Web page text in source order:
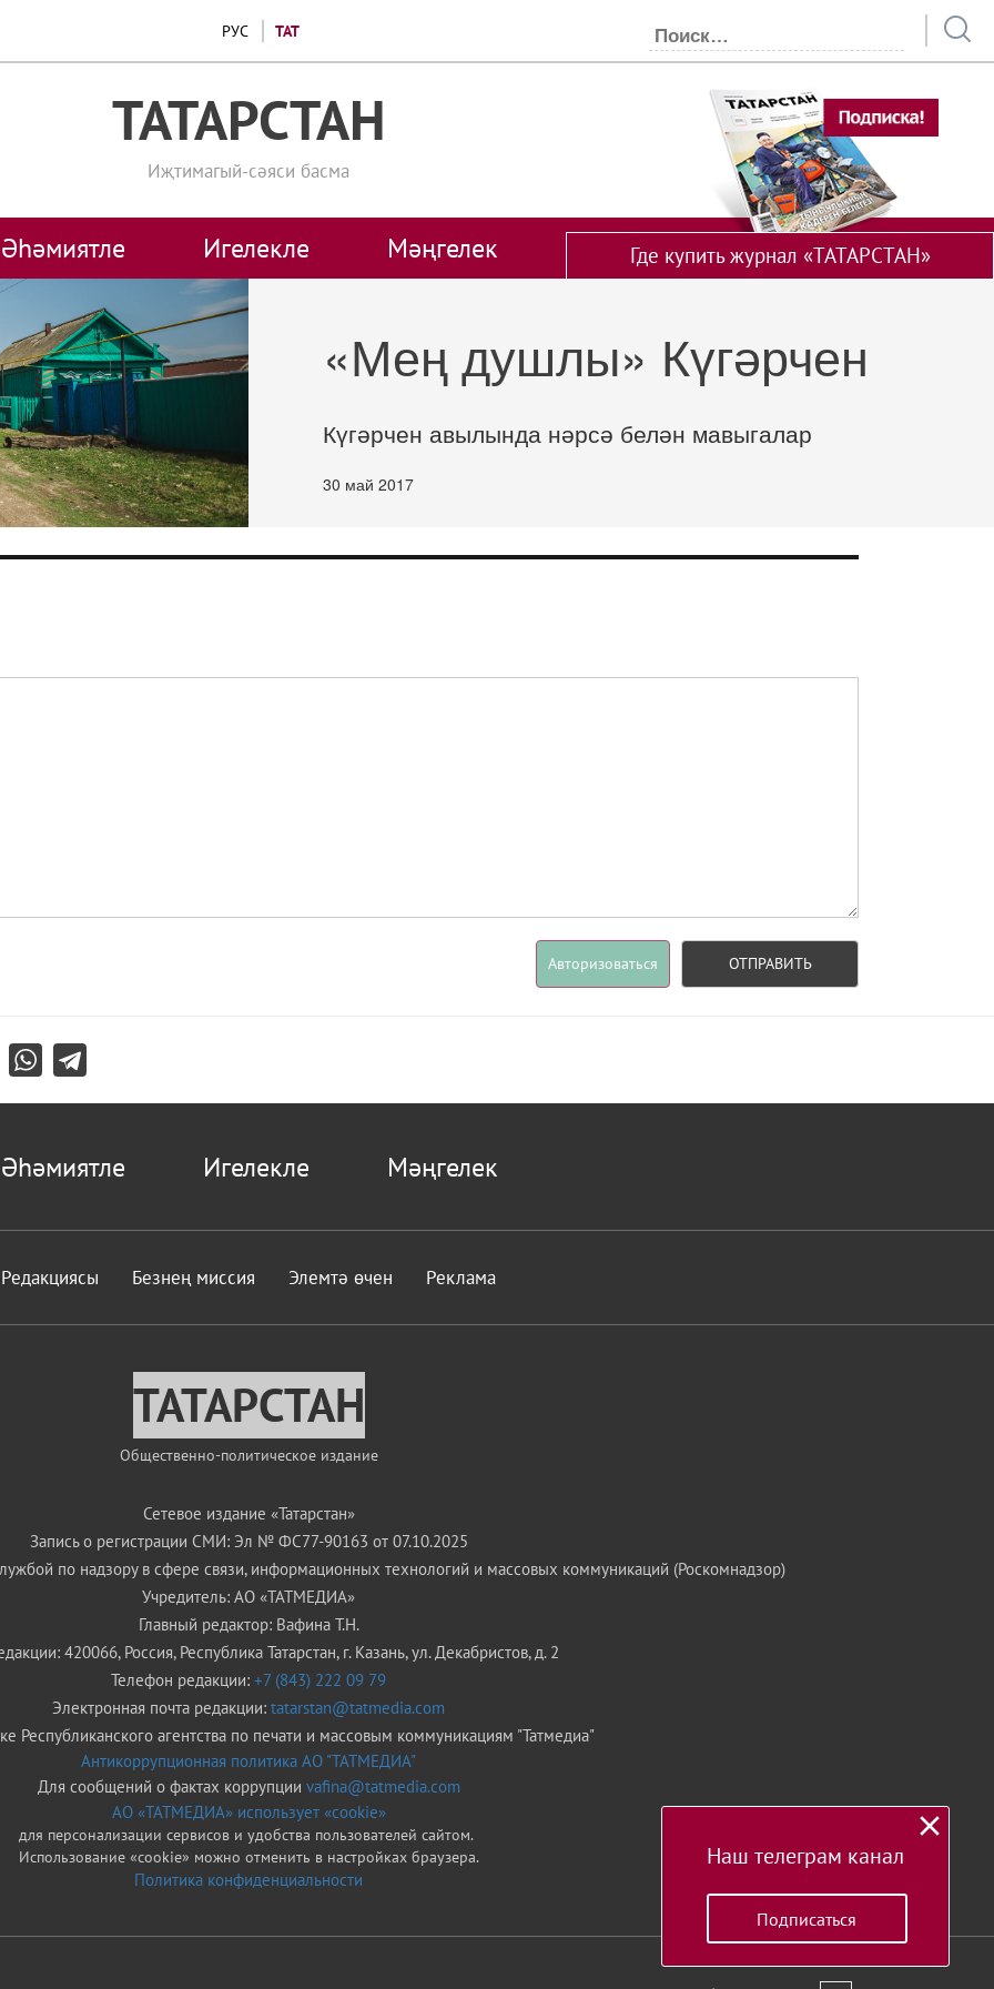
РУС ТАТ
ТАТАРСТАН
Иҗтимагый-сәяси басма
Әһәмиятле Игелекле Мәңгелек Где купить журнал «ТАТАРСТАН»
«Мең душлы» Күгәрчен
Күгәрчен авылында нәрсә белән мавыгалар
30 май 2017
Авторизоваться ОТПРАВИТЬ
Әһәмиятле Игелекле Мәңгелек
Редакциясы Безнең миссия Элемтә өчен Реклама
ТАТАРСТАН
Общественно-политическое издание
Сетевое издание «Татарстан»
Запись о регистрации СМИ: Эл № ФС77-90163 от 07.10.2025
по надзору в сфере связи, информационных технологий и массовых коммуникаций (Роскомнадзор)
Учредитель: АО «ТАТМЕДИА»
Главный редактор: Вафина Т.Н.
420066, Россия, Республика Татарстан, г. Казань, ул. Декабристов, д. 2
Телефон редакции: +7 (843) 222 09 79
Электронная почта редакции: tatarstan@tatmedia.com
Республиканского агентства по печати и массовым коммуникациям "Татмедиа"
Антикоррупционная политика АО "ТАТМЕДИА"
Для сообщений о фактах коррупции vafina@tatmedia.com
АО «ТАТМЕДИА» использует «cookie»
для персонализации сервисов и удобства пользователей сайтом.
Использование «cookie» можно отменить в настройках браузера.
Политика конфиденциальности
Наш телеграм канал
Подписаться